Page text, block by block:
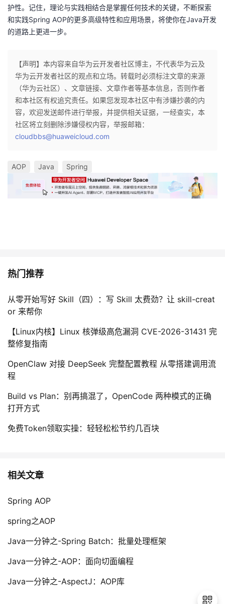
护性。记住，理论与实践相结合是掌握任何技术的关键，不断探索
和实践Spring AOP的更多高级特性和应用场景，将使你在Java开发
的道路上更进一步。
【声明】本内容来自华为云开发者社区博主，不代表华为云及
华为云开发者社区的观点和立场。转载时必须标注文章的来源
（华为云社区）、文章链接、文章作者等基本信息，否则作者
和本社区有权追究责任。如果您发现本社区中有涉嫌抄袭的内
容，欢迎发送邮件进行举报，并提供相关证据，一经查实，本
社区将立刻删除涉嫌侵权内容，举报邮箱：
cloudbbs@huaweicloud.com
AOP Java Spring
热门推荐
从零开始写好 Skill（四）：写 Skill 太费劲？让 skill-creat
or 来帮你
【Linux内核】Linux 核弹级高危漏洞 CVE-2026-31431 完
整修复指南
OpenClaw 对接 DeepSeek 完整配置教程 从零搭建调用流
程
Build vs Plan：别再搞混了，OpenCode 两种模式的正确
打开方式
免费Token领取实操：轻轻松松节约几百块
相关文章
Spring AOP
spring之AOP
Java一分钟之-Spring Batch：批量处理框架
Java一分钟之-AOP：面向切面编程
Java一分钟之-AspectJ：AOP库